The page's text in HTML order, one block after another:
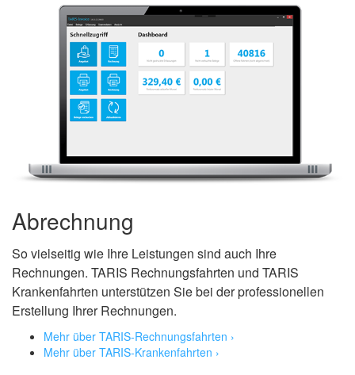
Abrechnung
So vielseitig wie Ihre Leistungen sind auch Ihre
Rechnungen. TARIS Rechnungsfahrten und TARIS
Krankenfahrten unterstützen Sie bei der professionellen
Erstellung Ihrer Rechnungen.
Mehr über TARIS-Rechnungsfahrten ›
Mehr über TARIS-Krankenfahrten ›